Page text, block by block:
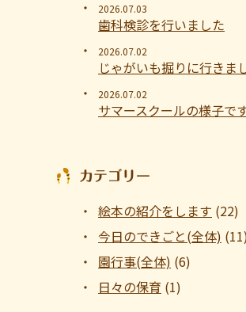
2026.07.03
歯科検診を行いました
2026.07.02
じゃがいも掘りに行きま
2026.07.02
サマースクールの様子で
カテゴリー
絵本の紹介をします (22)
今日のできごと(全体)
園行事(全体) (6)
日々の保育 (1)